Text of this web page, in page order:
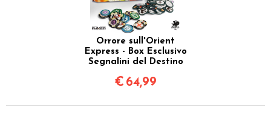
Orrore sull'Orient
Express - Box Esclusivo
Segnalini del Destino
€ 64,99